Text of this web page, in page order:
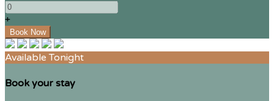
+
Available Tonight
Book your stay